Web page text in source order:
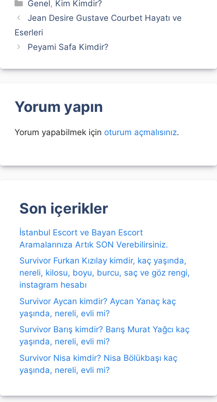
Genel, Kim Kimdir?
Jean Desire Gustave Courbet Hayatı ve
Eserleri
Peyami Safa Kimdir?
Yorum yapın
Yorum yapabilmek için oturum açmalısınız.
Son içerikler
İstanbul Escort ve Bayan Escort
Aramalarınıza Artık SON Verebilirsiniz.
Survivor Furkan Kızılay kimdir, kaç yaşında,
nereli, kilosu, boyu, burcu, saç ve göz rengi,
instagram hesabı
Survivor Aycan kimdir? Aycan Yanaç kaç
yaşında, nereli, evli mi?
Survivor Barış kimdir? Barış Murat Yağcı kaç
yaşında, nereli, evli mi?
Survivor Nisa kimdir? Nisa Bölükbaşı kaç
yaşında, nereli, evli mi?